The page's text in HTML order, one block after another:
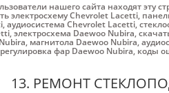
нашего сайта находят эту
электросхему Chevrolet Lacetti,
,аудиосистема Chevrolet Lacetti,
,электросхема Daewoo Nubira,
, магнитола Daewoo Nubira,
регулировка фар Daewoo Nubira, коды
13. РЕМОНТ